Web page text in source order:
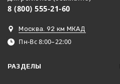
8 (800) 555-21-60
Москва. 92 км МКАД
Пн-Вс 8:00–22:00
РАЗДЕЛЫ